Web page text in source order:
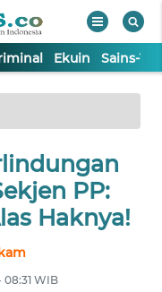
Ekuin Sains-
PP:
Haknya!
08:31 WIB